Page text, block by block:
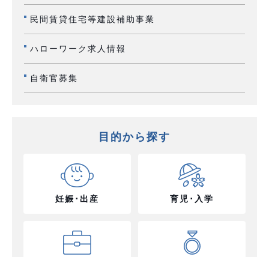
民間賃貸住宅等建設補助事業
ハローワーク求人情報
自衛官募集
目的から探す
妊娠･出産 育児･入学